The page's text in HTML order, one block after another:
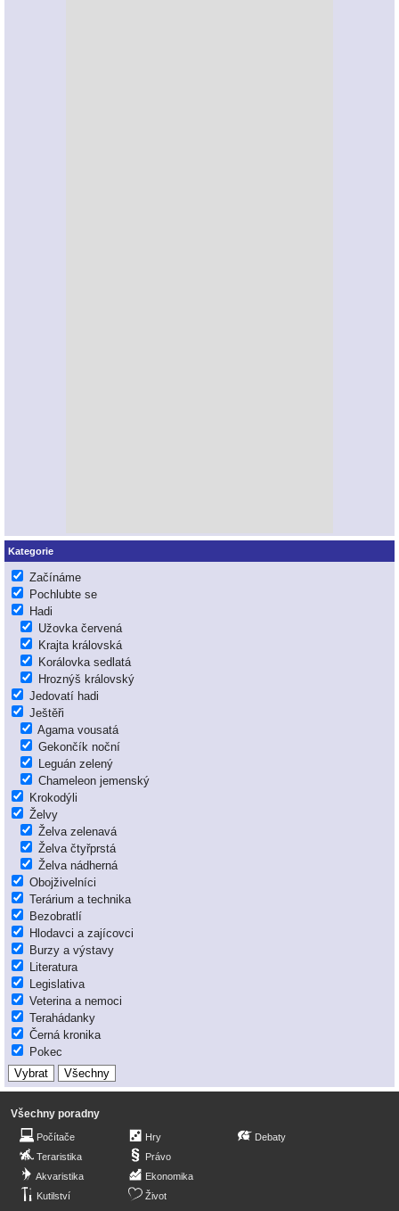
Kategorie
Začínáme
Pochlubte se
Hadi
Užovka červená
Krajta královská
Korálovka sedlatá
Hroznýš královský
Jedovatí hadi
Ještěři
Agama vousatá
Gekončík noční
Leguán zelený
Chameleon jemenský
Krokodýli
Želvy
Želva zelenavá
Želva čtyřprstá
Želva nádherná
Obojživelníci
Terárium a technika
Bezobratlí
Hlodavci a zajícovci
Burzy a výstavy
Literatura
Legislativa
Veterina a nemoci
Terahádanky
Černá kronika
Pokec
Všechny poradny
Počítače
Teraristika
Akvaristika
Kutilství
Hry
Právo
Ekonomika
Život
Debaty